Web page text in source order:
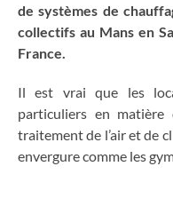
de systèmes de
collectifs au Mans en
France.
Il est vrai que les
particuliers en matière
traitement de l’air et de
envergure comme les